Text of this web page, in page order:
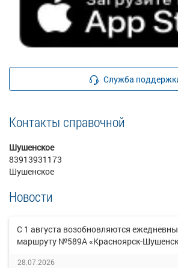
Служба
Контакты справочной
Шушенское
83913931173
Шушенское
Новости
С 1 августа возобновляются
маршруту №589А «Красноярск-
28.07.2026